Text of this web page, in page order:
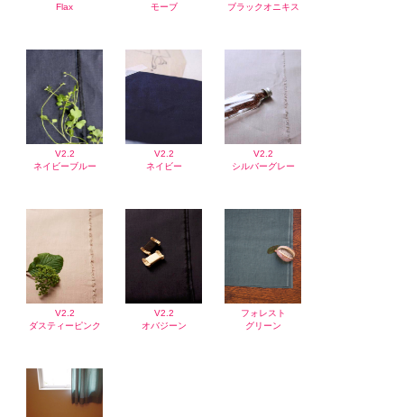
Flax
モーブ
ブラックオニキス
V2.2
ネイビーブルー
V2.2
ネイビー
V2.2
シルバーグレー
V2.2
ダスティーピンク
V2.2
オバジーン
フォレスト
グリーン